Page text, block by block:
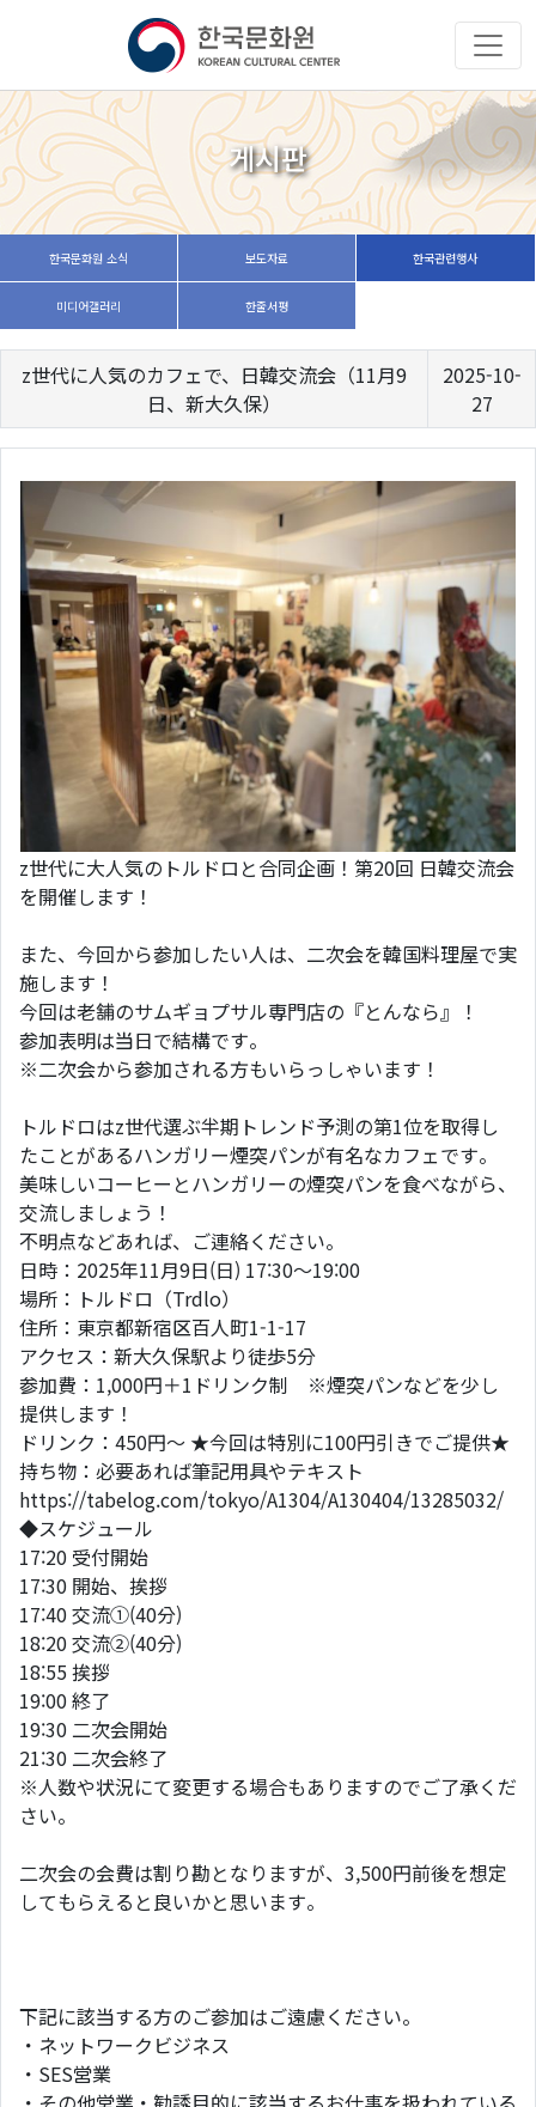
게시판
한국문화원 소식 보도자료 한국관련행사
미디어갤러리 한줄서평
z世代に人気のカフェで、日韓交流会（11月9
日、新大久保）
2025-10-
27
z世代に大人気のトルドロと合同企画！第20回 日韓交流会
を開催します！
また、今回から参加したい人は、二次会を韓国料理屋で実
施します！
今回は老舗のサムギョプサル専門店の『とんなら』！
参加表明は当日で結構です。
※二次会から参加される方もいらっしゃいます！
トルドロはz世代選ぶ半期トレンド予測の第1位を取得し
たことがあるハンガリー煙突パンが有名なカフェです。
美味しいコーヒーとハンガリーの煙突パンを食べながら、
交流しましょう！
不明点などあれば、ご連絡ください。
日時：2025年11月9日(日) 17:30～19:00
場所：トルドロ（Trdlo）
住所：東京都新宿区百人町1-1-17
アクセス：新大久保駅より徒歩5分
参加費：1,000円＋1ドリンク制 ※煙突パンなどを少し
提供します！
ドリンク：450円～ ★今回は特別に100円引きでご提供★
持ち物：必要あれば筆記用具やテキスト
https://tabelog.com/tokyo/A1304/A130404/13285032/
◆スケジュール
17:20 受付開始
17:30 開始、挨拶
17:40 交流①(40分)
18:20 交流②(40分)
18:55 挨拶
19:00 終了
19:30 二次会開始
21:30 二次会終了
※人数や状況にて変更する場合もありますのでご了承くだ
さい。
二次会の会費は割り勘となりますが、3,500円前後を想定
してもらえると良いかと思います。
下記に該当する方のご参加はご遠慮ください。
・ネットワークビジネス
・SES営業